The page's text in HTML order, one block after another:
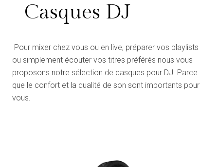
Casques DJ
Pour mixer chez vous ou en live, préparer vos playlists
ou simplement écouter vos titres préférés nous vous
proposons notre sélection de casques pour DJ. Parce
que le confort et la qualité de son sont importants pour
vous.